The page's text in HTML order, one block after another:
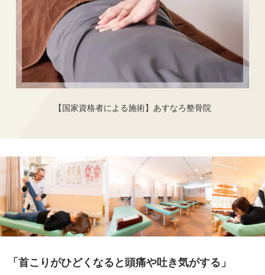
【国家資格者による施術】あすなろ整骨院
「首こりがひどくなると頭痛や吐き気がする」